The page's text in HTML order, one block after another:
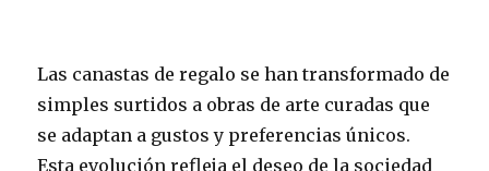
Las canastas de regalo se han transformado de
simples surtidos a obras de arte curadas que
se adaptan a gustos y preferencias únicos.
Esta evolución refleja el deseo de la sociedad